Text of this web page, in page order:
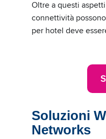
Oltre a questi
connettività
per hotel deve
Soluzioni
Networks